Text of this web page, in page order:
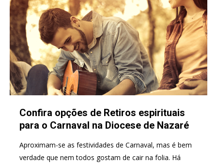
Confira opções de Retiros espirituais
para o Carnaval na Diocese de Nazaré
Aproximam-se as festividades de Carnaval, mas é bem
verdade que nem todos gostam de cair na folia. Há